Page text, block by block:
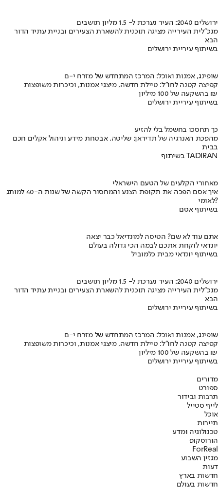
ירושלים 2040: העיר נערכת ל- 1.5 מליון תושבים
מנכ"לית העירייה מציגה תוכנית להשארת הצעירים ובניית עתיד הדור
הבא
בשיתוף עיריית ירושלים
שופינג, אמנות ואוכל: המרכז המתחדש של מזרח י-ם
קפיצה קטנה לחו"ל: טיילת חדשה, מיצגי אמנות, וכיכרות משופצות
בהשקעה של 100 מיליון ₪
בשיתוף עיריית ירושלים
כך תחסכו בחשמל בלי להזיע
מהפכת האנרגיה של תדיראן: שליטה, אבטחת מידע וניהול אקלים חכם
בבית
בשיתוף TADIRAN
מאחורי הקלעים של הטעם הישראלי
איך אסם הפכה את תקופת הצנע והמחסור הקשה של שנות ה-40 למותג
לאומי?
בשיתוף אסם
אתם עוד לא שם? הטיסה למונדיאל כבר יצאה
יונדאי לוקחת אתכם לבמה הכי גדולה בעולם
בשיתוף יונדאי מבית כלמוביל
ירושלים 2040: העיר נערכת ל- 1.5 מליון תושבים
מנכ"לית העירייה מציגה תוכנית להשארת הצעירים ובניית עתיד הדור
הבא
בשיתוף עיריית ירושלים
שופינג, אמנות ואוכל: המרכז המתחדש של מזרח י-ם
קפיצה קטנה לחו"ל: טיילת חדשה, מיצגי אמנות, וכיכרות משופצות
בהשקעה של 100 מיליון ₪
בשיתוף עיריית ירושלים
מדורים
ספורט
תרבות ובידור
לייף סטייל
אוכל
תיירות
טכנולוגיה ומדע
הורוסקופ
ForReal
מגזין השבוע
דעות
חדשות בארץ
חדשות בעולם